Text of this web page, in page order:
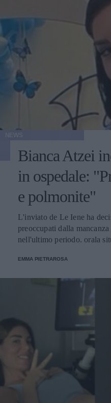
Bianca Atzei
in ospedale:
e polmonite"
L'inviato de Le Iene ha
preoccupati dalla
nell'ultimo periodo. orala
EMMA PIETRAROSA